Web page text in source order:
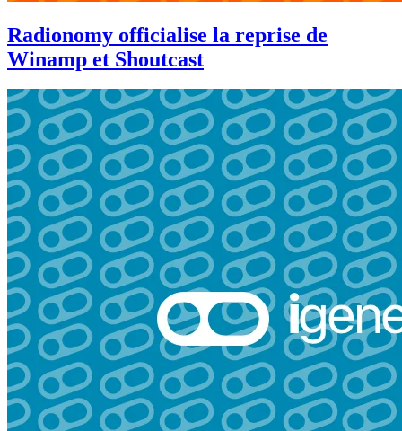
Radionomy officialise la reprise de
Winamp et Shoutcast